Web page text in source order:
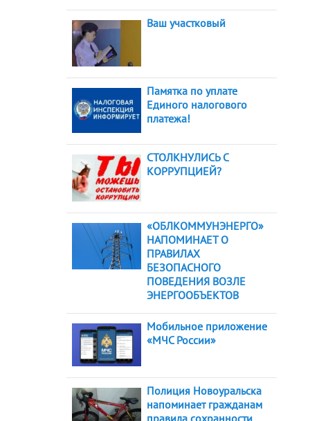
Ваш участковый
Памятка по уплате
Единого налогового
платежа!
СТОЛКНУЛИСЬ С
КОРРУПЦИЕЙ?
«ОБЛКОММУНЭНЕРГО»
НАПОМИНАЕТ О
ПРАВИЛАХ
БЕЗОПАСНОГО
ПОВЕДЕНИЯ ВОЗЛЕ
ЭНЕРГООБЪЕКТОВ
Мобильное приложение
«МЧС России»
Полиция Новоуральска
напоминает гражданам